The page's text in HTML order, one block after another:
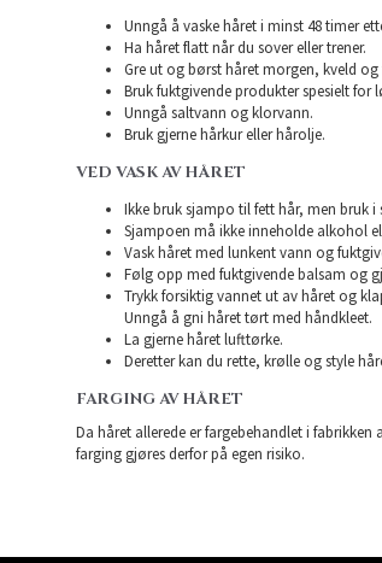
Unngå å vaske håret i minst 48 timer
Ha håret flatt når du sover eller trener.
Gre ut og børst håret morgen, kveld og
Bruk fuktgivende produkter spesielt for
Unngå saltvann og klorvann.
Bruk gjerne hårkur eller hårolje.
VED VASK AV HÅRET
Ikke bruk sjampo til fett hår, men bruk
Sjampoen må ikke inneholde alkohol
Vask håret med lunkent vann og
Følg opp med fuktgivende balsam og
Trykk forsiktig vannet ut av håret og
Unngå å gni håret tørt med håndkleet.
La gjerne håret lufttørke.
Deretter kan du rette, krølle og style
FARGING AV HÅRET
Da håret allerede er fargebehandlet i fabrikken
farging gjøres derfor på egen risiko.